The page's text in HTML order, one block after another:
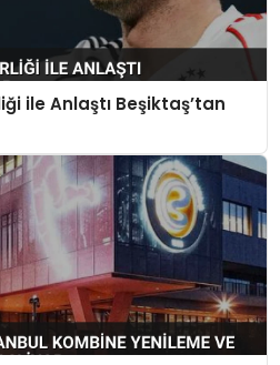
ile Anlaştı Beşiktaş’tan